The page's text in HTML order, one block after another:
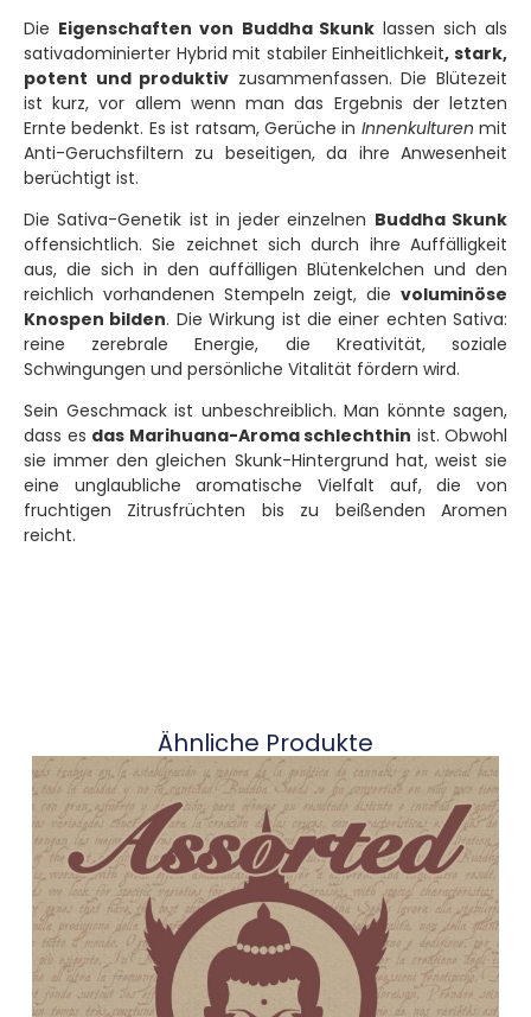
Die Eigenschaften von Buddha Skunk lassen sich als
sativadominierter Hybrid mit stabiler Einheitlichkeit, stark,
potent und produktiv zusammenfassen. Die Blütezeit
ist kurz, vor allem wenn man das Ergebnis der letzten
Ernte bedenkt. Es ist ratsam, Gerüche in Innenkulturen mit
Anti-Geruchsfiltern zu beseitigen, da ihre Anwesenheit
berüchtigt ist.
Die Sativa-Genetik ist in jeder einzelnen Buddha Skunk
offensichtlich. Sie zeichnet sich durch ihre Auffälligkeit
aus, die sich in den auffälligen Blütenkelchen und den
reichlich vorhandenen Stempeln zeigt, die voluminöse
Knospen bilden. Die Wirkung ist die einer echten Sativa:
reine zerebrale Energie, die Kreativität, soziale
Schwingungen und persönliche Vitalität fördern wird.
Sein Geschmack ist unbeschreiblich. Man könnte sagen,
dass es das Marihuana-Aroma schlechthin ist. Obwohl
sie immer den gleichen Skunk-Hintergrund hat, weist sie
eine unglaubliche aromatische Vielfalt auf, die von
fruchtigen Zitrusfrüchten bis zu beißenden Aromen
reicht.
Ähnliche Produkte